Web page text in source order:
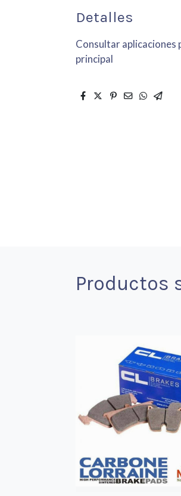
Detalles
Consultar aplicaciones
principal
Productos